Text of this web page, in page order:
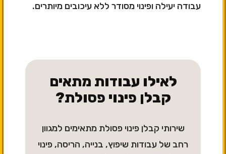
עבודה יעילה ופינוי מסודר ללא עיכובים מיותרים.
לאילו עבודות מתאים
קבלן פינוי פסולת?
שירותי קבלן פינוי פסולת מתאימים למגוון
רחב של עבודות שיפוץ, בנייה, הריסה, פינוי